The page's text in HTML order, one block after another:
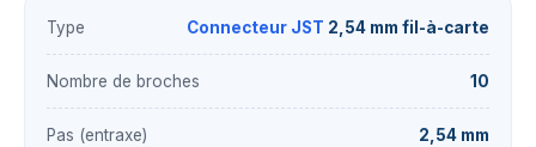
Type Connecteur JST 2,54 mm fil-à-carte
Nombre de broches 10
Pas (entraxe) 2,54 mm